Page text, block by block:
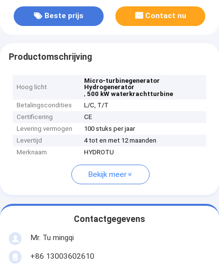
Beste prijs Contact nu
Productomschrijving
Hoog licht
Micro-turbinegenerator
Hydrogenerator
,500 kW waterkrachtturbine
Betalingscondities
L/C, T/T
Certificering
CE
Levering vermogen
100 stuks per jaar
Levertijd
4 tot en met 12 maanden
Merknaam
HYDROTU
Bekijk meer
Contactgegevens
Mr. Tu mingqi
+86 13003602610